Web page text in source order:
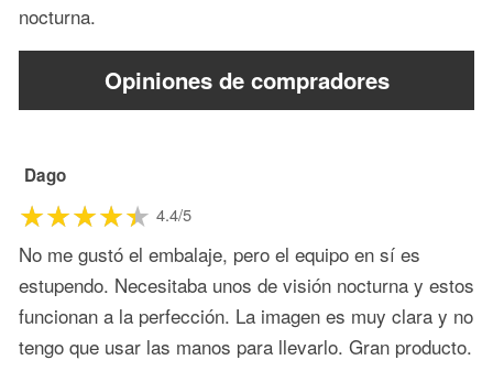
nocturna.
Opiniones de compradores
Dago
4.4/5
No me gustó el embalaje, pero el equipo en sí es
estupendo. Necesitaba unos de visión nocturna y estos
funcionan a la perfección. La imagen es muy clara y no
tengo que usar las manos para llevarlo. Gran producto.